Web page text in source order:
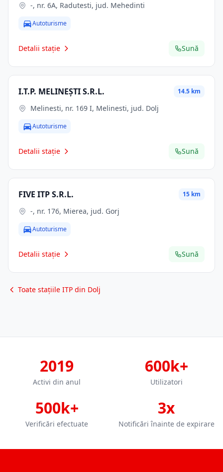
-, nr. 6A, Radutesti, jud. Mehedinti
Autoturisme
Detalii stație Sună
I.T.P. MELINEȘTI S.R.L. 14.5 km
Melinesti, nr. 169 I, Melinesti, jud. Dolj
Autoturisme
Detalii stație Sună
FIVE ITP S.R.L. 15 km
-, nr. 176, Mierea, jud. Gorj
Autoturisme
Detalii stație Sună
Toate stațiile ITP din Dolj
2019
Activi din anul
600k+
Utilizatori
500k+
Verificări efectuate
3x
Notificări înainte de expirare